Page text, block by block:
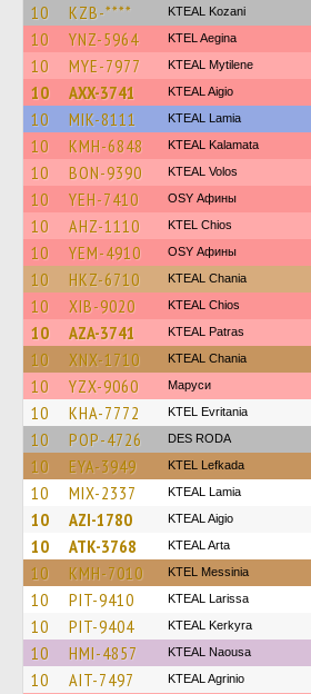
10 KZB-**** KTEAL Kozani
10 YNZ-5964 KTEL Aegina
10 MYE-7977 KTEAL Mytilene
10 AXX-3741 KTEAL Aigio
10 MIK-8111 KTEAL Lamia
10 KMH-6848 KTEAL Kalamata
10 BON-9390 KTEAL Volos
10 YEH-7410 OSY Афины
10 AHZ-1110 KTEL Chios
10 YEM-4910 OSY Афины
10 HKZ-6710 KTEAL Chania
10 XIB-9020 KTEAL Chios
10 AZA-3741 KTEAL Patras
10 XNX-1710 KTEAL Chania
10 YZX-9060 Маруси
10 KHA-7772 ΚΤΕL Evritania
10 POP-4726 DES RODA
10 EYA-3949 KTEL Lefkada
10 MIX-2337 KTEAL Lamia
10 AZI-1780 KTEAL Aigio
10 ATK-3768 KTEAL Arta
10 KMH-7010 KTEL Messinia
10 PIT-9410 KTEAL Larissa
10 PIT-9404 KTEAL Kerkyra
10 HMI-4857 KTEAL Naousa
10 AIT-7497 KTEAL Agrinio